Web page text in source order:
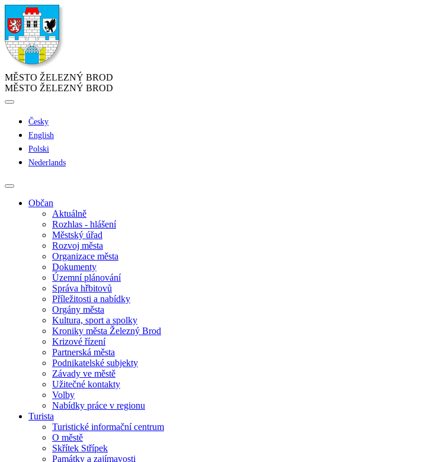
MĚSTO ŽELEZNÝ BROD
MĚSTO ŽELEZNÝ BROD
Česky
English
Polski
Nederlands
Občan
Aktuálně
Rozhlas - hlášení
Městský úřad
Rozvoj města
Organizace města
Dokumenty
Územní plánování
Správa hřbitovů
Příležitosti a nabídky
Orgány města
Kultura, sport a spolky
Kroniky města Železný Brod
Krizové řízení
Partnerská města
Podnikatelské subjekty
Závady ve městě
Užitečné kontakty
Volby
Nabídky práce v regionu
Turista
Turistické informační centrum
O městě
Skřítek Střípek
Památky a zajímavosti